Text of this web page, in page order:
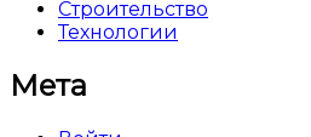
Строительство
Технологии
Мета